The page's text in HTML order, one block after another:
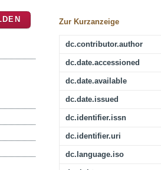
Zur Kurzanzeige
dc.contributor.author
dc.date.accessioned
dc.date.available
dc.date.issued
dc.identifier.issn
dc.identifier.uri
dc.language.iso